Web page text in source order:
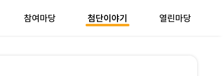
참여마당 첨단이야기 열린마당